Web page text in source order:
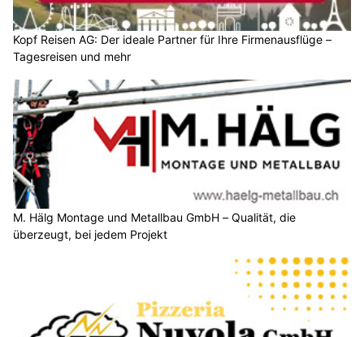
Kopf Reisen AG: Der ideale Partner für Ihre Firmenausflüge –
Tagesreisen und mehr
M. Hälg Montage und Metallbau GmbH – Qualität, die
überzeugt, bei jedem Projekt